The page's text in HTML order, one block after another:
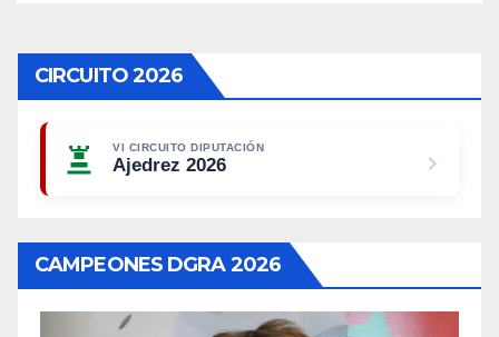
CIRCUITO 2026
VI CIRCUITO DIPUTACIÓN
Ajedrez 2026
CAMPEONES DGRA 2026